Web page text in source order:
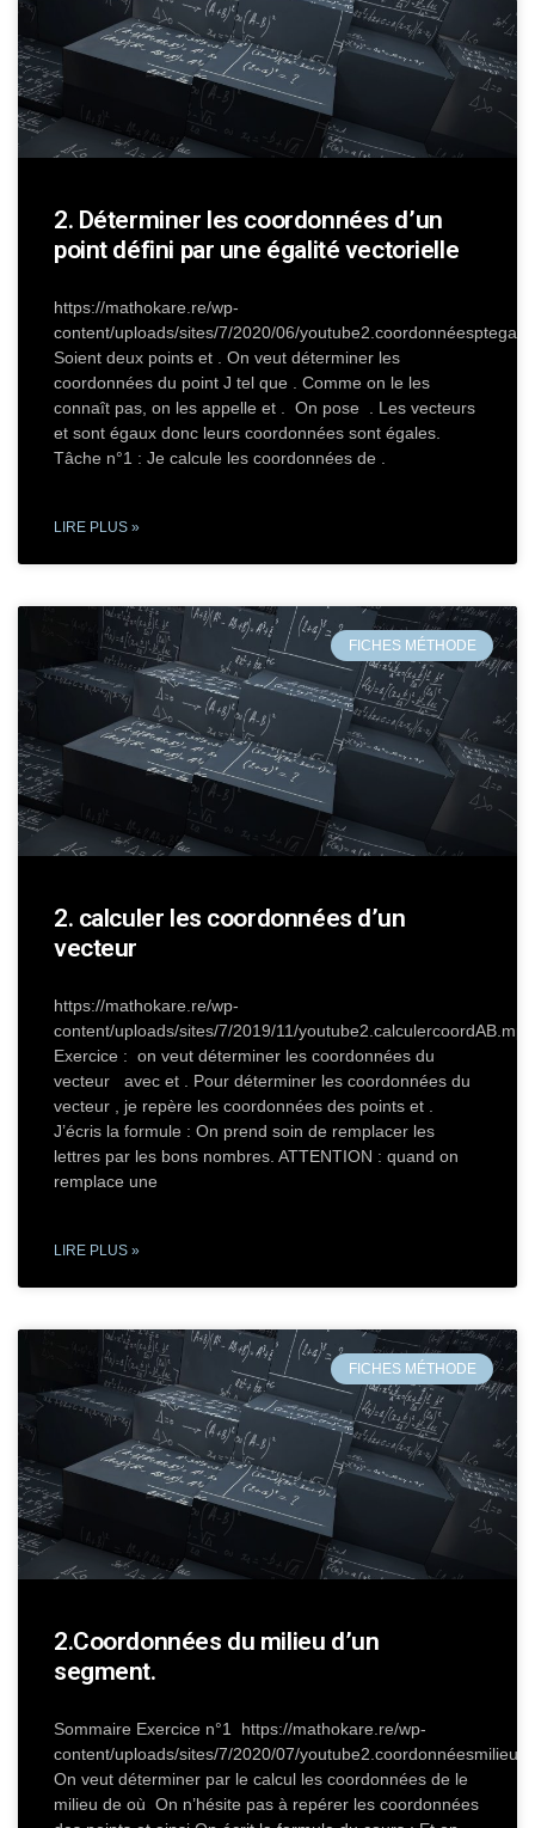
2. Déterminer les coordonnées d’un
point défini par une égalité vectorielle
https://mathokare.re/wp-
content/uploads/sites/7/2020/06/
Soient deux points et . On veut déterminer les
coordonnées du point J tel que . Comme on le les
connaît pas, on les appelle et . On pose . Les vecteurs
et sont égaux donc leurs coordonnées sont égales.
Tâche n°1 : Je calcule les coordonnées de .
LIRE PLUS »
FICHES MÉTHODE
2. calculer les coordonnées d’un
vecteur
https://mathokare.re/wp-
content/uploads/sites/7/2019/11/youtube2.calculercoordAB.mp4
Exercice : on veut déterminer les coordonnées du
vecteur avec et . Pour déterminer les coordonnées du
vecteur , je repère les coordonnées des points et .
J’écris la formule : On prend soin de remplacer les
lettres par les bons nombres. ATTENTION : quand on
remplace une
LIRE PLUS »
FICHES MÉTHODE
2.Coordonnées du milieu d’un
segment.
Sommaire Exercice n°1 https://mathokare.re/wp-
content/uploads/sites/7/2020/07/
On veut déterminer par le calcul les coordonnées de le
milieu de où On n’hésite pas à repérer les coordonnées